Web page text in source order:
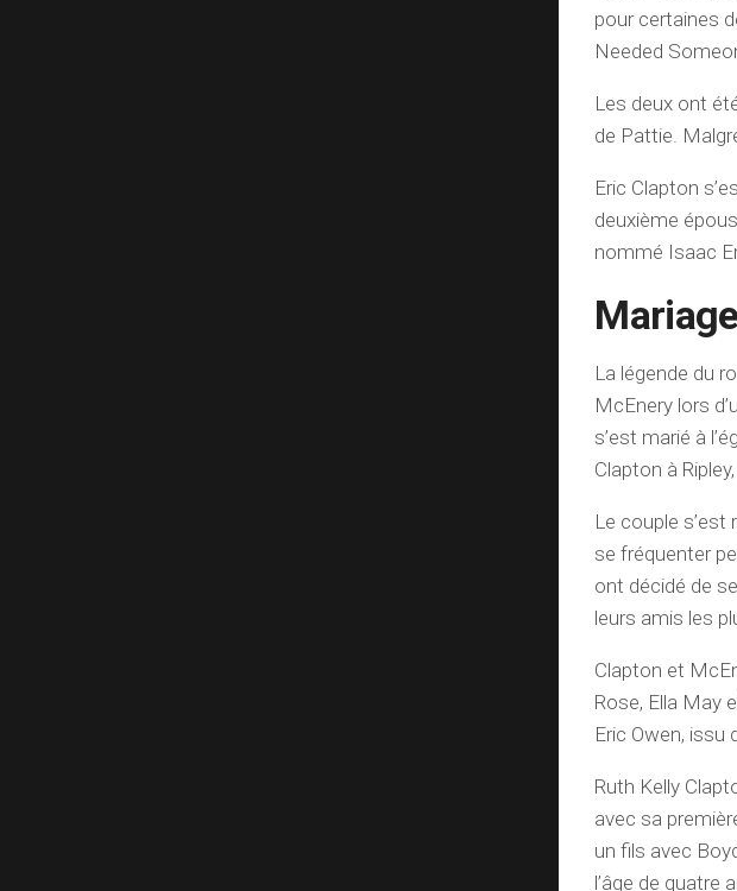
pour certaines
Needed
Les deux ont
de Pattie.
Eric Clapton
deuxième
nommé Isaac
La légende du
McEnery lors
s’est marié à
Clapton à
Le couple
se fréquenter
ont décidé de
leurs amis les
Clapton et
Rose, Ella May
Eric Owen, issu
Ruth Kelly
avec sa
un fils avec
l’âge de quatre